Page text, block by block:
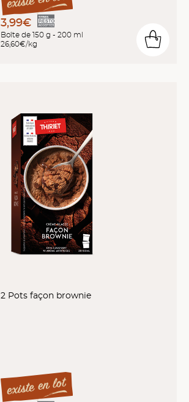
3,99€
Boîte de 150 g - 200 ml
26,60€/kg
2 Pots façon brownie